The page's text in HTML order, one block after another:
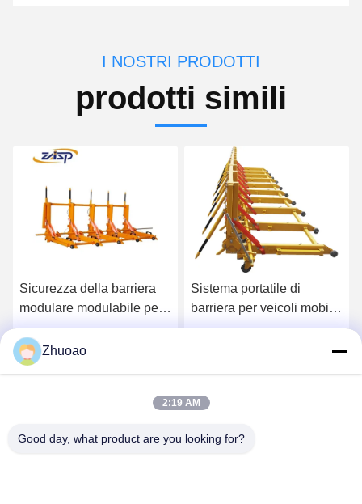
I NOSTRI PRODOTTI
prodotti simili
Sicurezza della barriera
modulare modulabile per
il controllo del traffico
Ottieni il miglior prezzo
Sistema portatile di
barriera per veicoli mobili
con classe di protezione
Zhuoao
2:19 AM
Good day, what product are you looking for?